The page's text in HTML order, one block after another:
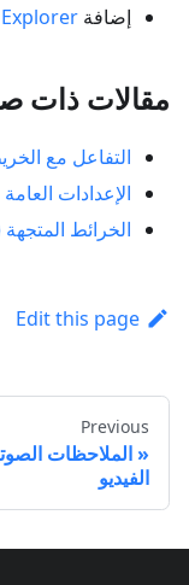
إضافة
مقالات ذات
التفاعل مع
الإعدادات العامة
الخرائط
Edit this page
Previous
الملاحظات
الفيديو